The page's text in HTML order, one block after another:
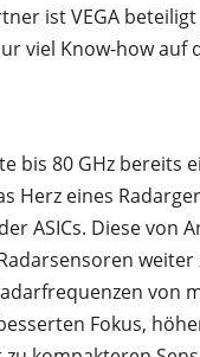
ist VEGA
viel Know-how auf
bis 80 GHz bereits
Herz eines
ASICs. Diese von
von
Fokus,